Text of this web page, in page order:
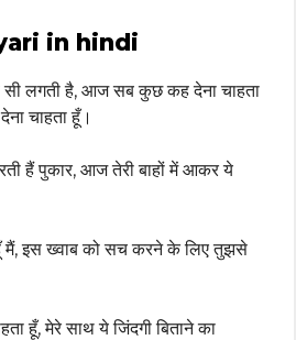
in hindi
सी लगती है, आज सब कुछ कह देना चाहता
चाहता हूँ।
हैं पुकार, आज तेरी बाहों में आकर ये
मैं, इस ख्वाब को सच करने के लिए तुझसे
हूँ, मेरे साथ ये जिंदगी बिताने का